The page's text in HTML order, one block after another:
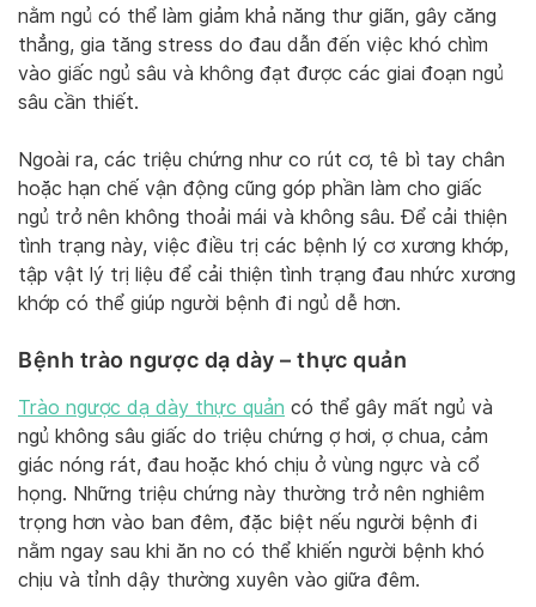
nằm ngủ có thể làm giảm khả năng thư giãn, gây căng
thẳng, gia tăng stress do đau dẫn đến việc khó chìm
vào giấc ngủ sâu và không đạt được các giai đoạn ngủ
sâu cần thiết.
Ngoài ra, các triệu chứng như co rút cơ, tê bì tay chân
hoặc hạn chế vận động cũng góp phần làm cho giấc
ngủ trở nên không thoải mái và không sâu. Để cải thiện
tình trạng này, việc điều trị các bệnh lý cơ xương khớp,
tập vật lý trị liệu để cải thiện tình trạng đau nhức xương
khớp có thể giúp người bệnh đi ngủ dễ hơn.
Bệnh trào ngược dạ dày – thực quản
Trào ngược dạ dày thực quản có thể gây mất ngủ và
ngủ không sâu giấc do triệu chứng ợ hơi, ợ chua, cảm
giác nóng rát, đau hoặc khó chịu ở vùng ngực và cổ
họng. Những triệu chứng này thường trở nên nghiêm
trọng hơn vào ban đêm, đặc biệt nếu người bệnh đi
nằm ngay sau khi ăn no có thể khiến người bệnh khó
chịu và tỉnh dậy thường xuyên vào giữa đêm.